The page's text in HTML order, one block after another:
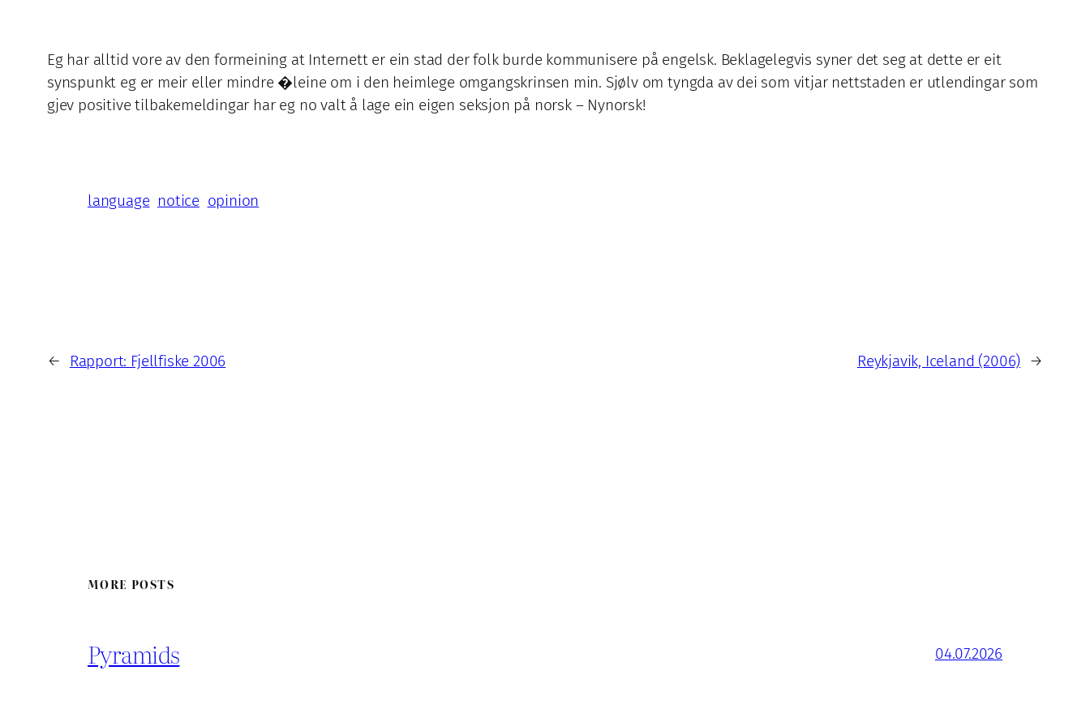
Eg har alltid vore av den formeining at Internett er ein stad der folk burde kommunisere på engelsk. Beklagelegvis syner det seg at dette er eit
synspunkt eg er meir eller mindre �leine om i den heimlege omgangskrinsen min. Sjølv om tyngda av dei som vitjar nettstaden er utlendingar som
gjev positive tilbakemeldingar har eg no valt å lage ein eigen seksjon på norsk – Nynorsk!
language notice opinion
← Rapport: Fjellfiske 2006 Reykjavik, Iceland (2006) →
MORE POSTS
Pyramids 04.07.2026